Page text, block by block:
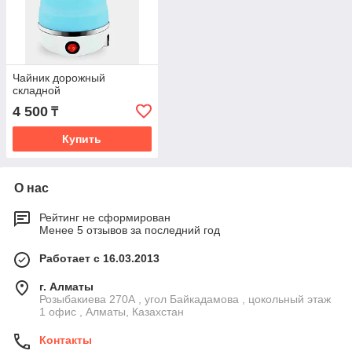
Чайник дорожный
складной
4 500 ₸
Купить
О нас
Рейтинг не сформирован
Менее 5 отзывов за последний год
Работает с 16.03.2013
г. Алматы
Розыбакиева 270А , угол Байкадамова , цокольный этаж
1 офис , Алматы, Казахстан
Контакты